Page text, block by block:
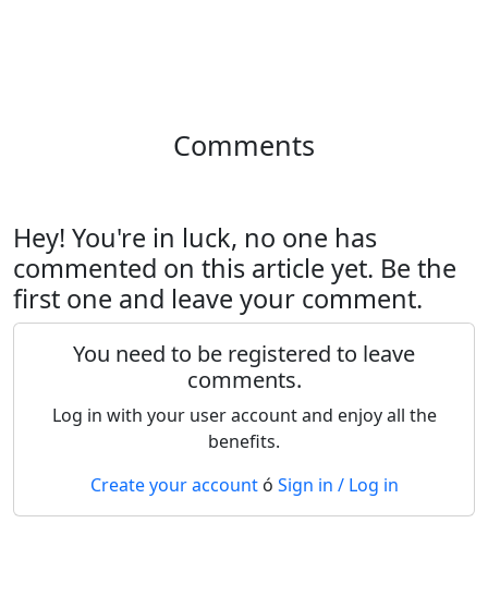
Comments
Hey! You're in luck, no one has
commented on this article yet. Be the
first one and leave your comment.
You need to be registered to leave
comments.
Log in with your user account and enjoy all the
benefits.
Create your account ó Sign in / Log in